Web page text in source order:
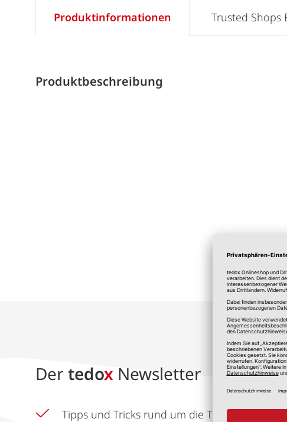
Produktinformationen
Produktbeschreibung
Trusted Shops
*Alle
Der tedox Newsletter
Tipps und Tricks rund um die Themen